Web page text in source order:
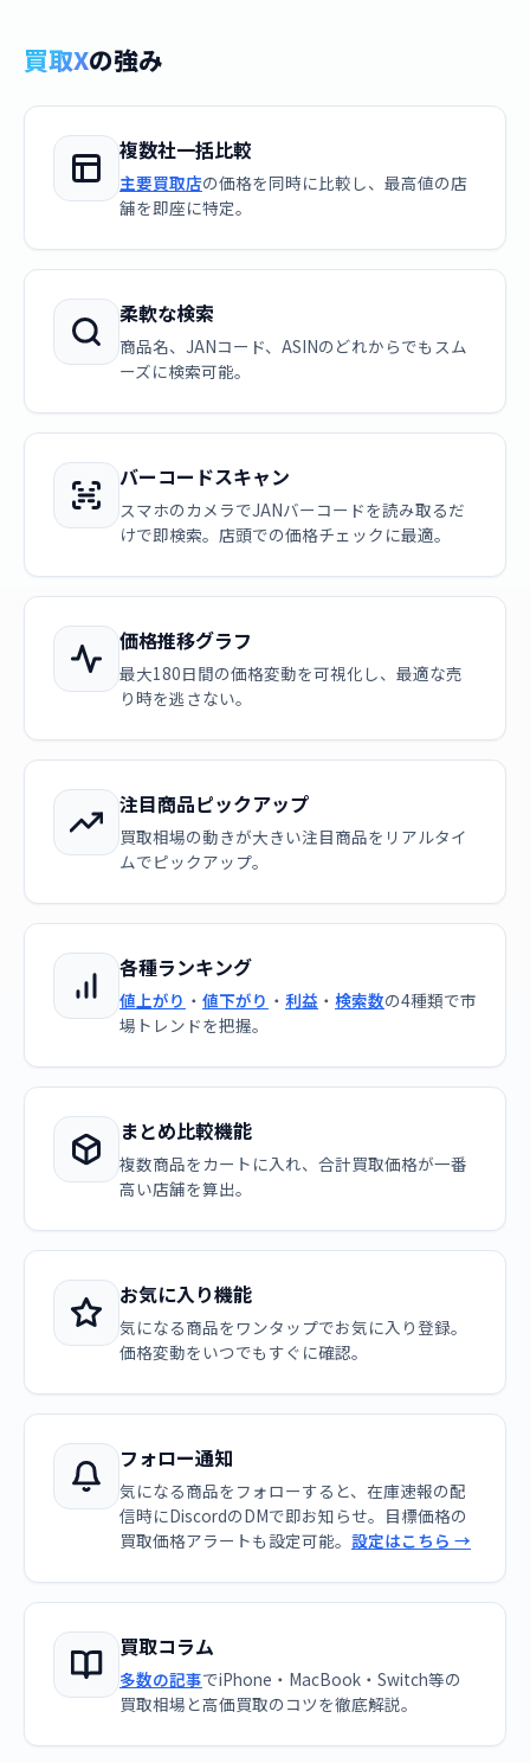
買取Xの強み
複数社一括比較
主要買取店の価格を同時に比較し、最高値の店
舗を即座に特定。
柔軟な検索
商品名、JANコード、ASINのどれからでもスム
ーズに検索可能。
バーコードスキャン
スマホのカメラでJANバーコードを読み取るだ
けで即検索。店頭での価格チェックに最適。
価格推移グラフ
最大180日間の価格変動を可視化し、最適な売
り時を逃さない。
注目商品ピックアップ
買取相場の動きが大きい注目商品をリアルタイ
ムでピックアップ。
各種ランキング
値上がり ・ 値下がり ・ 利益 ・ 検索数の4種類で市
場トレンドを把握。
まとめ比較機能
複数商品をカートに入れ、合計買取価格が一番
高い店舗を算出。
お気に入り機能
気になる商品をワンタップでお気に入り登録。
価格変動をいつでもすぐに確認。
フォロー通知
気になる商品をフォローすると、在庫速報の配
信時にDiscordのDMで即お知らせ。目標価格の
買取価格アラートも設定可能。 設定はこちら →
買取コラム
多数の記事でiPhone・MacBook・Switch等の
買取相場と高価買取のコツを徹底解説。